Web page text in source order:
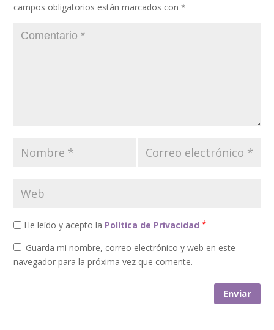
campos obligatorios están marcados con*
He leído y acepto la Política de Privacidad *
Guarda mi nombre, correo electrónico y web en este
navegador para la próxima vez que comente.